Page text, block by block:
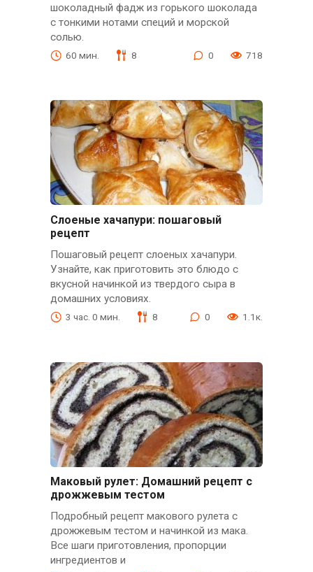
шоколадный фадж из горького шоколада
с тонкими нотами специй и морской
солью.
60 мин. 8 0 718
Слоеные хачапури: пошаговый
рецепт
Пошаговый рецепт слоеных хачапури.
Узнайте, как приготовить это блюдо с
вкусной начинкой из твердого сыра в
домашних условиях.
3 час. 0 мин. 8 0 1.1к.
Маковый рулет: Домашний рецепт с
дрожжевым тестом
Подробный рецепт макового рулета с
дрожжевым тестом и начинкой из мака.
Все шаги приготовления, пропорции
ингредиентов и